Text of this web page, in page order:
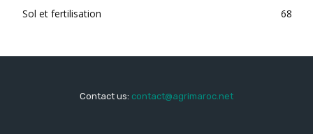
Sol et fertilisation
68
Contact us: contact@agrimaroc.net